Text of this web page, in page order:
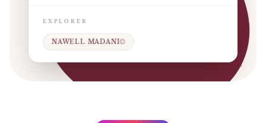
EXPLORER
NAWELL MADANI